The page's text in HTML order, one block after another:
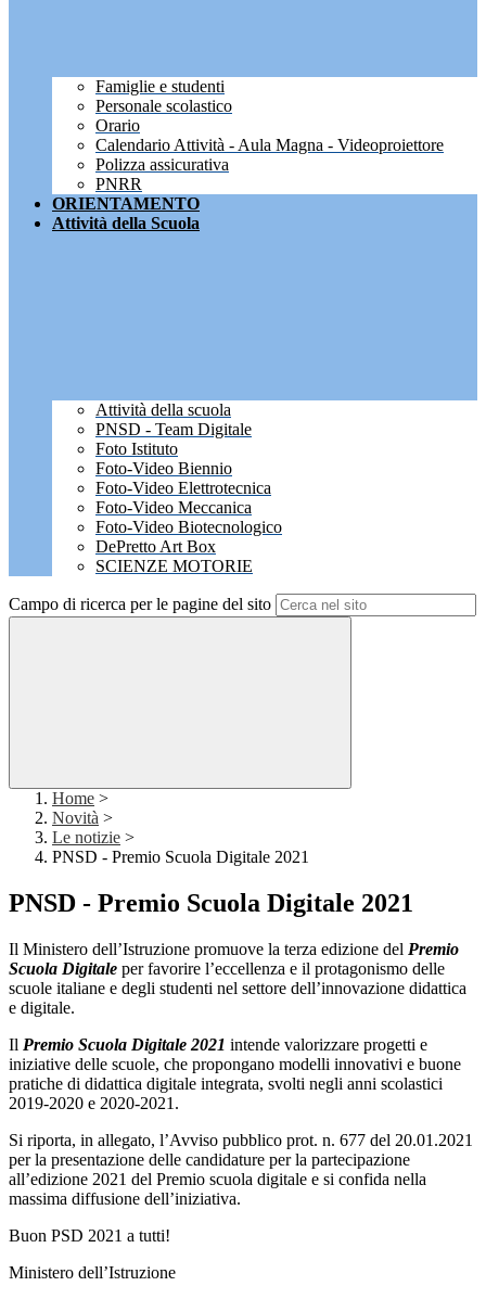
Famiglie e studenti
Personale scolastico
Orario
Calendario Attività - Aula Magna - Videoproiettore
Polizza assicurativa
PNRR
ORIENTAMENTO
Attività della Scuola
Attività della scuola
PNSD - Team Digitale
Foto Istituto
Foto-Video Biennio
Foto-Video Elettrotecnica
Foto-Video Meccanica
Foto-Video Biotecnologico
DePretto Art Box
SCIENZE MOTORIE
Campo di ricerca per le pagine del sito
Home >
Novità >
Le notizie >
PNSD - Premio Scuola Digitale 2021
PNSD - Premio Scuola Digitale 2021
Il Ministero dell’Istruzione promuove la terza edizione del Premio
Scuola Digitale per favorire l’eccellenza e il protagonismo delle
scuole italiane e degli studenti nel settore dell’innovazione didattica
e digitale.
Il Premio Scuola Digitale 2021 intende valorizzare progetti e
iniziative delle scuole, che propongano modelli innovativi e buone
pratiche di didattica digitale integrata, svolti negli anni scolastici
2019-2020 e 2020-2021.
Si riporta, in allegato, l’Avviso pubblico prot. n. 677 del 20.01.2021
per la presentazione delle candidature per la partecipazione
all’edizione 2021 del Premio scuola digitale e si confida nella
massima diffusione dell’iniziativa.
Buon PSD 2021 a tutti!
Ministero dell’Istruzione